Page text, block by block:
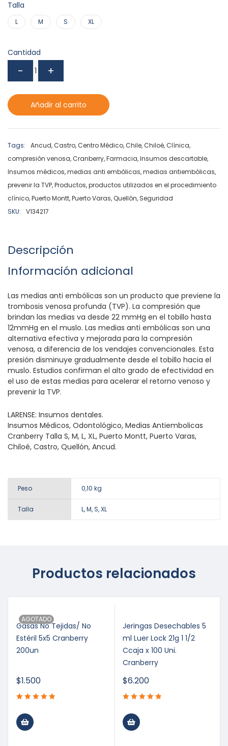
Talla
L M S XL
Cantidad
Añadir al carrito
Tags: Ancud,Castro,Centro Médico,Chile,Chiloé,Clínica,
compresión venosa,Cranberry,Farmacia,Insumos descartable,
Insumos médicos,medias anti embólicas,medias antiembólicas,
prevenir la TVP,Productos,productos utilizados en el procedimiento
clínico,Puerto Montt,Puerto Varas,Quellón, Seguridad
SKU:
V134217
Descripción
Información adicional
Las medias anti embólicas son un producto que previene la
trombosis venosa profunda (TVP). La compresión que
brindan las medias va desde 22 mmHg en el tobillo hasta
12mmHg en el muslo. Las medias anti embólicas son una
alternativa efectiva y mejorada para la compresión
venosa, a diferencia de los vendajes convencionales. Esta
presión disminuye gradualmente desde el tobillo hacia el
muslo. Estudios confirman el alto grado de efectividad en
el uso de estas medias para acelerar el retorno venoso y
prevenir la TVP.
LARENSE: Insumos dentales.
Insumos Médicos, Odontológico, Medias Antiembolicas
Cranberry Talla S, M, L, XL, Puerto Montt, Puerto Varas,
Chiloé, Castro, Quellón, Ancud.
Peso 0,10 kg
Talla L, M, S, XL
Productos relacionados
AGOTADO
Gasas No Tejidas/ No
Estéril 5x5 Cranberry
200un
$1.500
Jeringas Desechables 5
ml Luer Lock 21g 1 1/2
Ccaja x 100 Uni.
Cranberry
$6.200